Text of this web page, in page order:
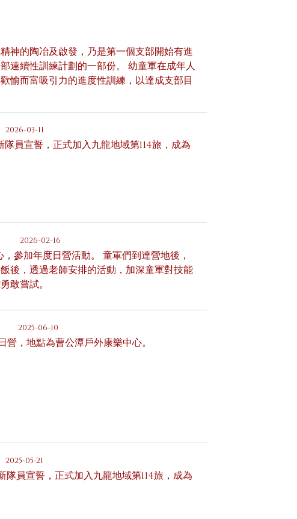
神的陶冶及啟發，乃是第一個支部開始有進
連續性訓練計劃的一部份。 幼童軍在成年人
愉而富吸引力的進度性訓練，以達成支部目
2026-03-11
隊員宣誓，正式加入九龍地域第114旅，成為
2026-02-16
參加年度日營活動。 童軍們到達營地後，
後，透過老師安排的活動，加深童軍對技能
敢嘗試。
2025-06-10
營，地點為曹公潭戶外康樂中心。
2025-05-21
隊員宣誓，正式加入九龍地域第114旅，成為